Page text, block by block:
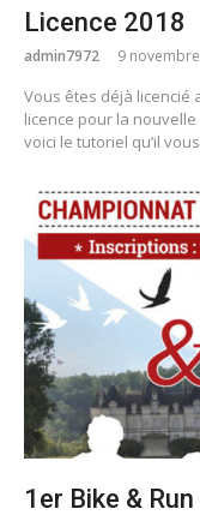
Licence 2018
admin7972 9
Vous êtes déjà licencié
licence pour la
voici le tutoriel qu’il
1er Bike &